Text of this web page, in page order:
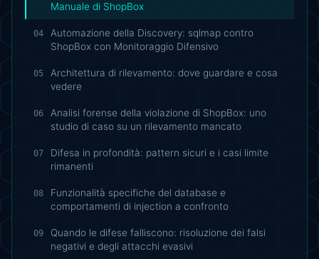
Manuale di ShopBox
04
Automazione della Discovery: sqlmap contro
ShopBox con Monitoraggio Difensivo
05
Architettura di rilevamento: dove guardare e cosa
vedere
06
Analisi forense della violazione di ShopBox: uno
studio di caso su un rilevamento mancato
07
Difesa in profondità: pattern sicuri e i casi limite
rimanenti
08
Funzionalità specifiche del database e
comportamenti di injection a confronto
09
Quando le difese falliscono: risoluzione dei falsi
negativi e degli attacchi evasivi